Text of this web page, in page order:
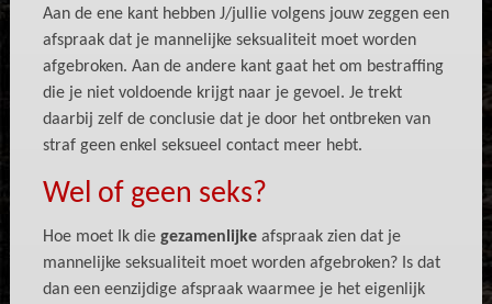
Aan de ene kant hebben J/jullie volgens jouw zeggen een
afspraak dat je mannelijke seksualiteit moet worden
afgebroken. Aan de andere kant gaat het om bestraffing
die je niet voldoende krijgt naar je gevoel. Je trekt
daarbij zelf de conclusie dat je door het ontbreken van
straf geen enkel seksueel contact meer hebt.
Wel of geen seks?
Hoe moet Ik die gezamenlijke afspraak zien dat je
mannelijke seksualiteit moet worden afgebroken? Is dat
dan een eenzijdige afspraak waarmee je het eigenlijk